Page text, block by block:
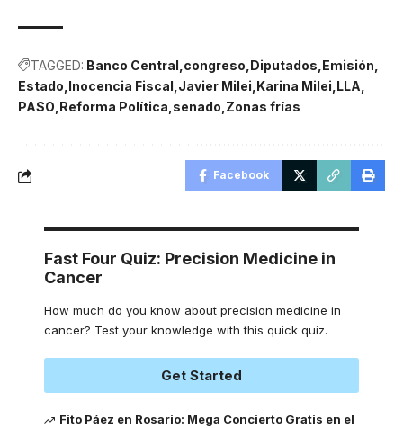
TAGGED: Banco Central congreso Diputados Emisión
Estado Inocencia Fiscal Javier Milei Karina Milei LLA
PASO Reforma Política senado Zonas frías
Facebook
Fast Four Quiz: Precision Medicine in
Cancer
How much do you know about precision medicine in
cancer? Test your knowledge with this quick quiz.
Get Started
Fito Páez en Rosario: Mega Concierto Gratis en el